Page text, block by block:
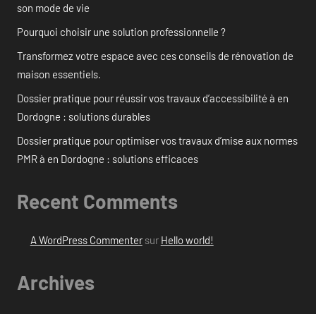
son mode de vie
Pourquoi choisir une solution professionnelle ?
Transformez votre espace avec ces conseils de rénovation de
maison essentiels.
Dossier pratique pour réussir vos travaux d’accessibilité à en
Dordogne : solutions durables
Dossier pratique pour optimiser vos travaux d’mise aux normes
PMR à en Dordogne : solutions efficaces
Recent Comments
A WordPress Commentersur Hello world!
Archives